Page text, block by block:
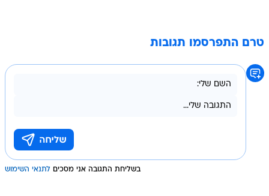
טרם התפרסמו תגובות
בשליחת התגובה אני מסכים לתנאי השימוש